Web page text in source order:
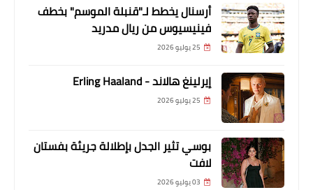
أرسنال يخطط لـ"قنبلة الموسم" بخطف
فينيسيوس من ريال مدريد
25 يوليو 2026
إيرلينغ هالاند - Erling Haaland
25 يوليو 2026
بوسي تثير الجدل بإطلالة جريئة بفستان
لافت
03 يوليو 2026